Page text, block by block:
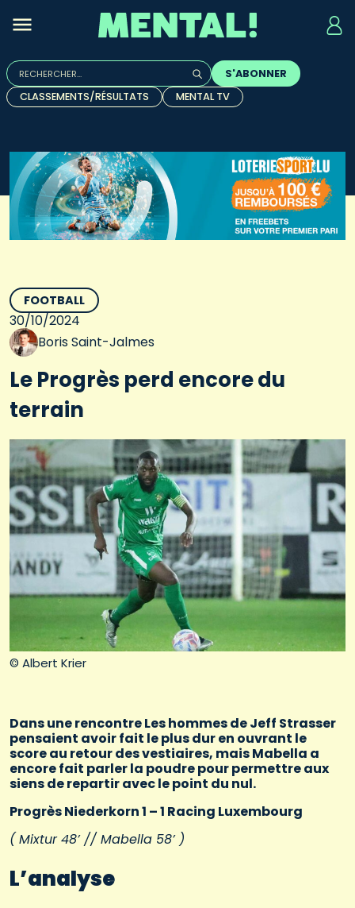
Rechercher :
Quand les résultats de l'auto-complétion sont
S'ABONNER
CLASSEMENTS/RÉSULTATS
MENTAL TV
© Albert Krier
FOOTBALL
30/10/2024
Boris Saint-Jalmes
Le Progrès perd encore du
terrain
Dans une rencontre Les hommes de Jeff Strasser
pensaient avoir fait le plus dur en ouvrant le
score au retour des vestiaires, mais Mabella a
encore fait parler la poudre pour permettre aux
siens de repartir avec le point du nul.
Progrès Niederkorn 1 – 1 Racing Luxembourg
( Mixtur 48’ // Mabella 58’ )
L’analyse